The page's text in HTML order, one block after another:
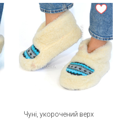
Чуні, укорочений верх